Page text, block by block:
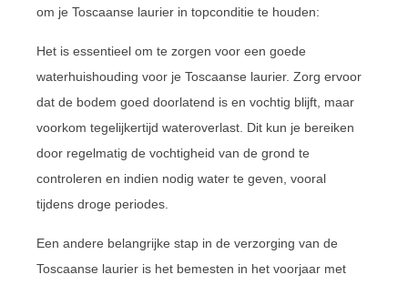
om je Toscaanse laurier in topconditie te houden:
Het is essentieel om te zorgen voor een goede
waterhuishouding voor je Toscaanse laurier. Zorg ervoor
dat de bodem goed doorlatend is en vochtig blijft, maar
voorkom tegelijkertijd wateroverlast. Dit kun je bereiken
door regelmatig de vochtigheid van de grond te
controleren en indien nodig water te geven, vooral
tijdens droge periodes.
Een andere belangrijke stap in de verzorging van de
Toscaanse laurier is het bemesten in het voorjaar met